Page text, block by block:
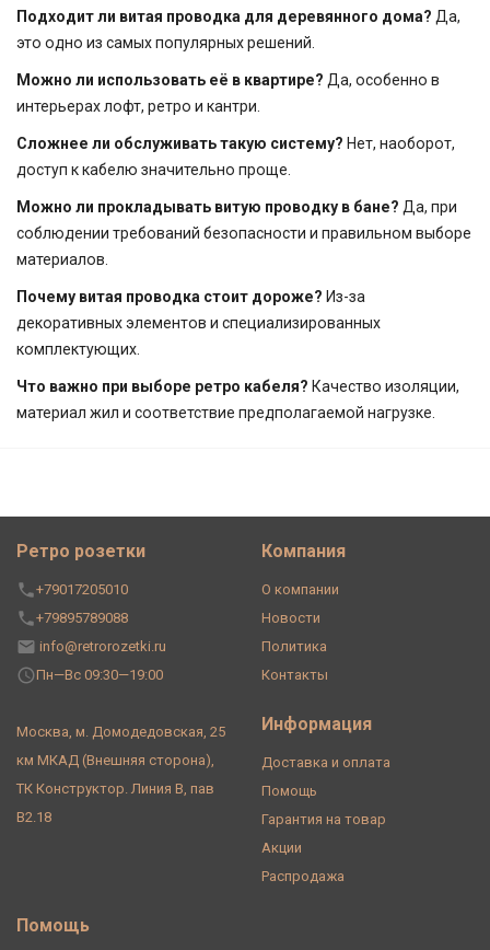
Подходит ли витая проводка для деревянного дома? Да,
это одно из самых популярных решений.
Можно ли использовать её в квартире? Да, особенно в
интерьерах лофт, ретро и кантри.
Сложнее ли обслуживать такую систему? Нет, наоборот,
доступ к кабелю значительно проще.
Можно ли прокладывать витую проводку в бане? Да, при
соблюдении требований безопасности и правильном выборе
материалов.
Почему витая проводка стоит дороже? Из-за
декоративных элементов и специализированных
комплектующих.
Что важно при выборе ретро кабеля? Качество изоляции,
материал жил и соответствие предполагаемой нагрузке.
Ретро розетки
+79017205010
+79895789088
info@retrorozetki.ru
Пн—Вс 09:30—19:00
Москва, м. Домодедовская, 25
км МКАД (Внешняя сторона),
ТК Конструктор. Линия В, пав
В2.18
Компания
О компании
Новости
Политика
Контакты
Информация
Доставка и оплата
Помощь
Гарантия на товар
Акции
Распродажа
Помощь